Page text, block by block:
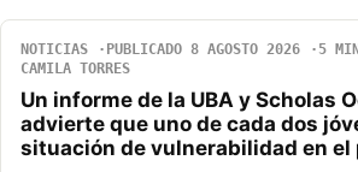
NOTICIAS PUBLICADO 8 AGOSTO 2026
5
CAMILA TORRES
Un informe de la UBA y Scholas
advierte que uno de cada dos
situación de vulnerabilidad en el